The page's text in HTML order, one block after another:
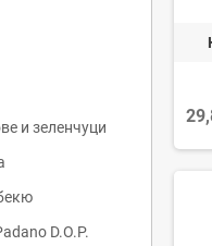
и зеленчуци
D.O.P.